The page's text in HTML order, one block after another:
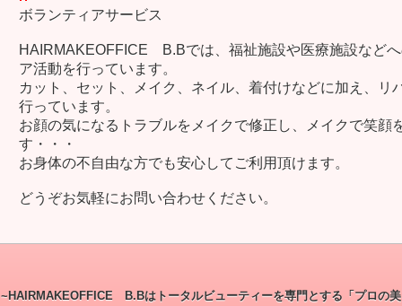
ボランティアサービス
HAIRMAKEOFFICE B.Bでは、福祉施設や医療施設など
ア活動を行っています。
カット、セット、メイク、ネイル、着付けなどに加え、リ
行っています。
お顔の気になるトラブルをメイクで修正し、
メイクで笑顔
す・・・
お身体の不自由な方でも安心してご利用頂けます。
どうぞお気軽にお問い合わせください。
~HAIRMAKEOFFICE B.Bはトータルビューティーを専門とする「プロの美